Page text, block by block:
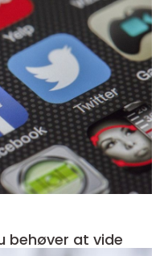
behøver at vide